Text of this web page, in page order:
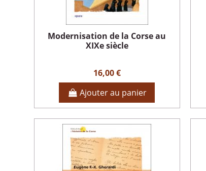
Modernisation de la Corse au
XIXe siècle
16,00 €
Ajouter au panier